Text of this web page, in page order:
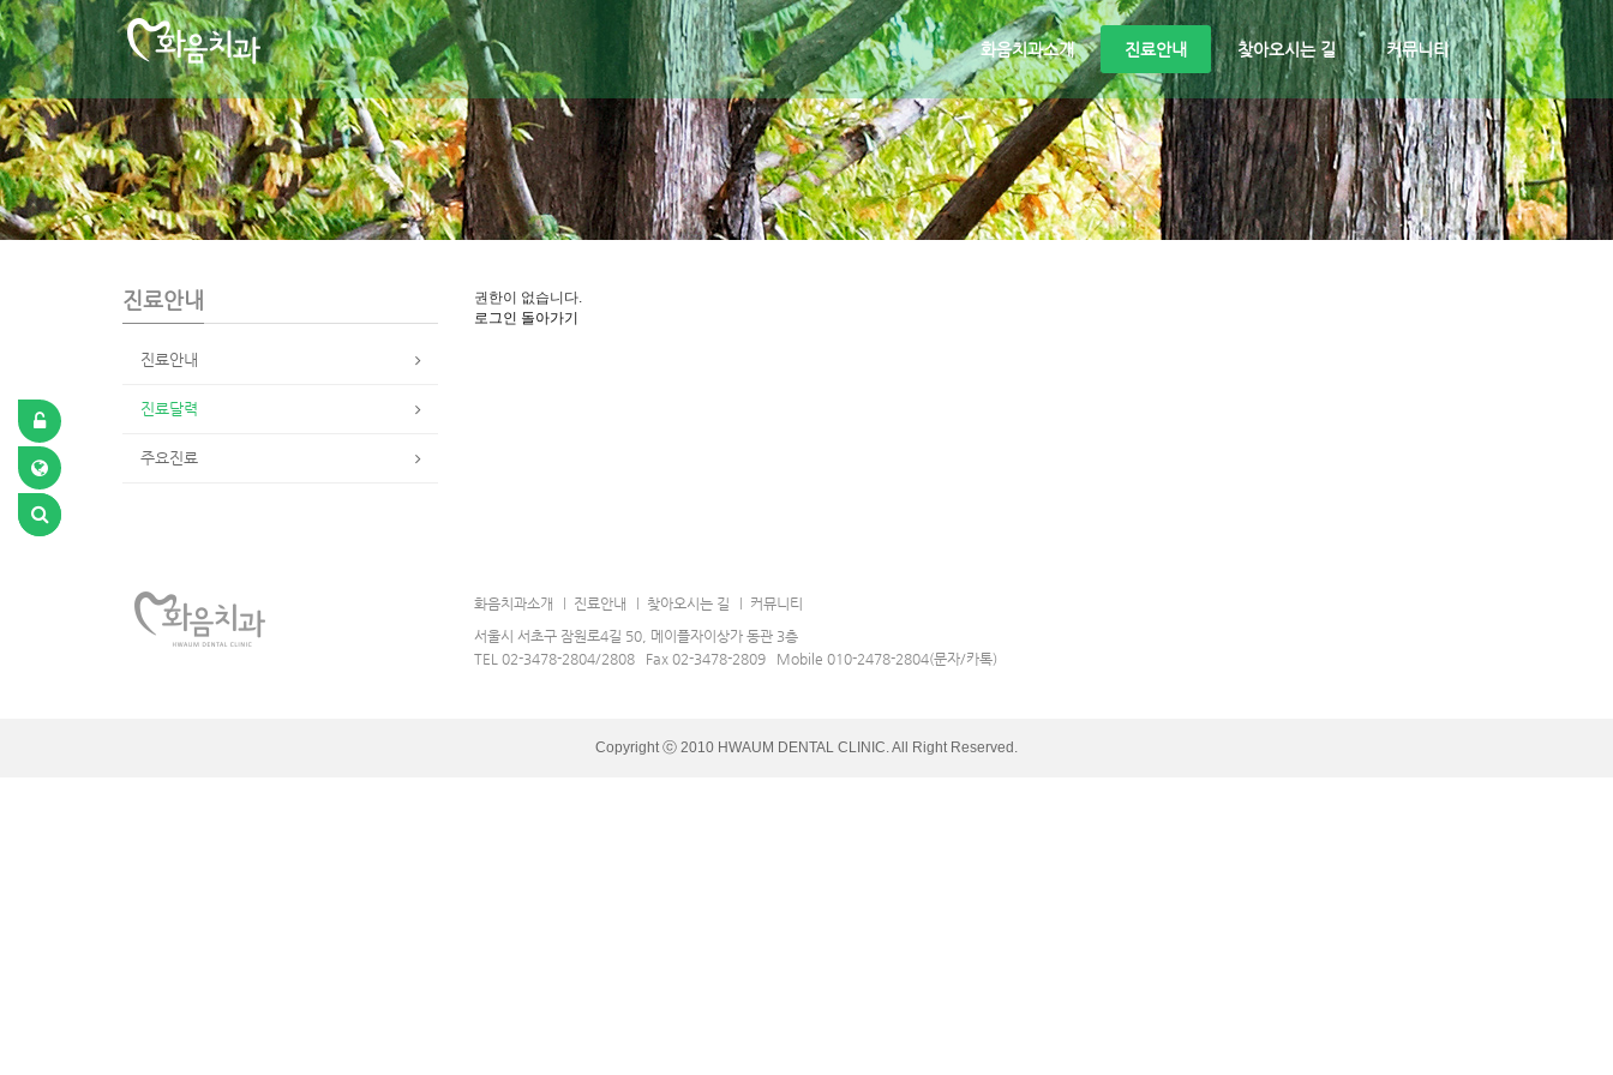
화음치과소개 진료안내 찾아오시는 길 커뮤니티
S
u
b
r
o
m
o
t
i
진료안내
진료안내
진료달력
주요진료
권한이 없습니다.
로그인 돌아가기
화음치과소개 진료안내 찾아오시는 길
커뮤니티
서울시 서초구 잠원로4길 50, 메이플자이상가 동관 3층
TEL 02-3478-2804/2808 Fax 02-3478-2809 Mobile 010-2478-2804(문자/카톡)
Copyright ⓒ 2010 HWAUM DENTAL CLINIC. All Right Reserved.